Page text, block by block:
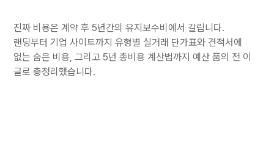
진짜 비용은 계약 후 5년간의 유지보수비에서 갈립니다.
랜딩부터 기업 사이트까지 유형별 실거래 단가표와 견적서에
없는 숨은 비용, 그리고 5년 총비용 계산법까지 예산 품의 전 이
글로 총정리했습니다.